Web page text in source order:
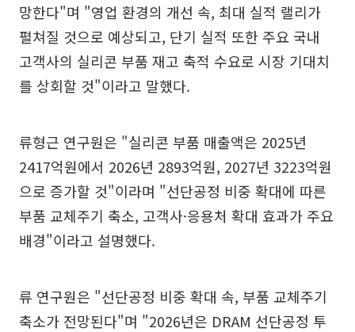
망한다"며 "영업 환경의 개선 속, 최대 실적 랠리가
펼쳐질 것으로 예상되고, 단기 실적 또한 주요 국내
고객사의 실리콘 부품 재고 축적 수요로 시장 기대치
를 상회할 것"이라고 말했다.
류형근 연구원은 "실리콘 부품 매출액은 2025년
2417억원에서 2026년 2893억원, 2027년 3223억원
으로 증가할 것"이라며 "선단공정 비중 확대에 따른
부품 교체주기 축소, 고객사·응용처 확대 효과가 주요
배경"이라고 설명했다.
류 연구원은 "선단공정 비중 확대 속, 부품 교체주기
축소가 전망된다"며 "2026년은 DRAM 선단공정 투